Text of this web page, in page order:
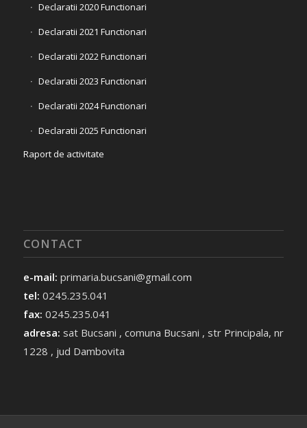
Declaratii 2020 Functionari
Declaratii 2021 Functionari
Declaratii 2022 Functionari
Declaratii 2023 Functionari
Declaratii 2024 Functionari
Declaratii 2025 Functionari
Raport de activitate
CONTACT
e-mail: primaria.bucsani@gmail.com
tel: 0245.235.041
fax: 0245.235.041
adresa: sat Bucsani , comuna Bucsani , str Principala, nr
1228 , jud Dambovita